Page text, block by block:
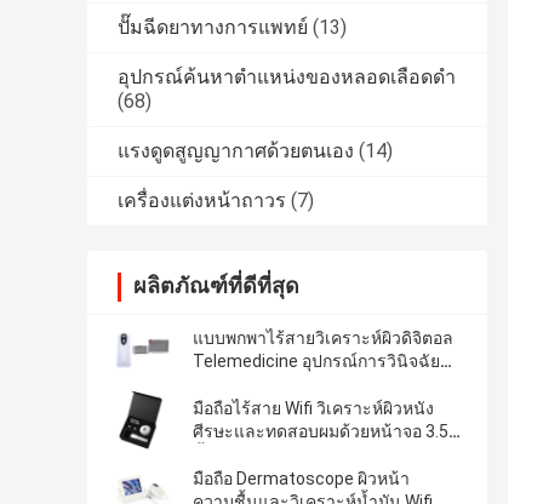
ปั๊มฉีดยาทางการแพทย์ (13)
อุปกรณ์ค้นหาตำแหน่งของหลอดเลือดดำ
(68)
แรงดูดสูญญากาศด้วยตนเอง (14)
เครื่องแต่งหน้าถาวร (7)
ผลิตภัณฑ์ที่ดีที่สุด
แบบพกพาไร้สายวิเคราะห์ผิวดิจิตอล
Telemedicine อุปกรณ์การวินิจฉัย
มือถือไร้สาย Wifi วิเคราะห์ผิวหนัง
ศีรษะและทดสอบผมด้วยหน้าจอ 3.5
มือถือ Dermatoscope ผิวหน้า